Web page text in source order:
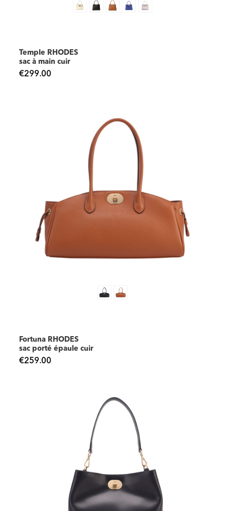
Temple RHODES
sac à main cuir
€299.00
Fortuna RHODES
sac porté épaule cuir
€259.00